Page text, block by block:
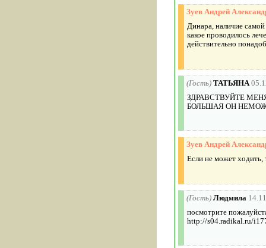
Зуев Андрей
Динара, наличие
какое проводилось
действительно
(Гость) ТАТЬЯНА
ЗДРАВСТВУЙТЕ
БОЛЬШАЯ ОН
Зуев Андрей
Если не может ходить,
(Гость) Людмила
посмотрите
http://s04.radikal.ru/